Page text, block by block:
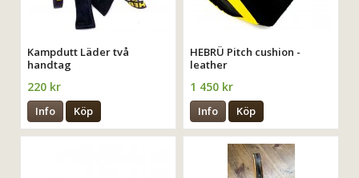
Kampdutt Läder två
handtag
220 kr
Info Köp
HEBRÜ Pitch cushion -
leather
1 450 kr
Info Köp